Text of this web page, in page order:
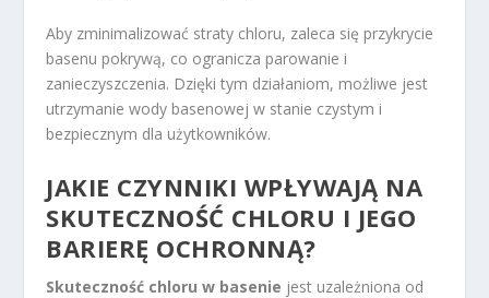
Aby zminimalizować straty chloru, zaleca się przykrycie
basenu pokrywą, co ogranicza parowanie i
zanieczyszczenia. Dzięki tym działaniom, możliwe jest
utrzymanie wody basenowej w stanie czystym i
bezpiecznym dla użytkowników.
JAKIE CZYNNIKI WPŁYWAJĄ NA
SKUTECZNOŚĆ CHLORU I JEGO
BARIERĘ OCHRONNĄ?
Skuteczność chloru w basenie jest uzależniona od